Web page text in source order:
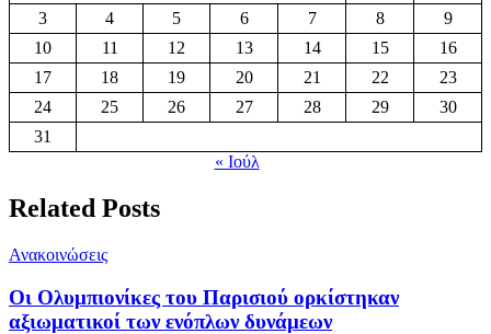
3
4 5 6 7 8
9
10
11 12 13 14 15
16
17
18 19 20 21 22
23
24
25 26 27 28 29
30
31
« Ιούλ
Related Posts
Ανακοινώσεις
Οι Ολυμπιονίκες του Παρισιού ορκίστηκαν
αξιωματικοί των ενόπλων δυνάμεων